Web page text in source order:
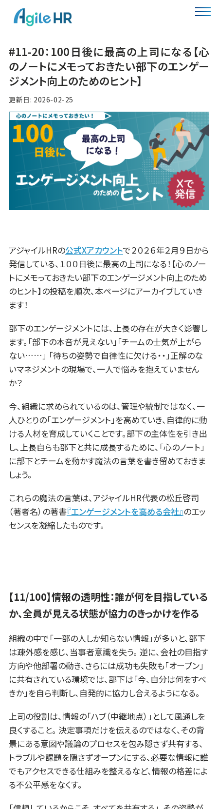
#11-20：100日後に最高の上司になる【心
のノートにメモっておきたい部下のエンゲー
ジメント向上のためのヒント】
更新日: 2026-02-25
アジャイルHRの公式Xアカウントで２０２６年２月９日から
発信している、１００日後に最高の上司になる！【心のノー
トにメモっておきたい部下のエンゲージメント向上のため
のヒント】の投稿を順次、本ページにアーカイブしていき
ます！
部下のエンゲージメントには、上長の存在が大きく影響し
ます。「部下の本音が見えない」「チームの士気が上がら
ない……」 「待ちの姿勢で自律性に欠ける・・」正解のな
いマネジメントの現場で、一人で悩みを抱えていません
か？
今、組織に求められているのは、管理や統制ではなく、一
人ひとりの「エンゲージメント」を高めていき、自律的に動
ける人材を育成していくことです。部下の主体性を引き出
し、上長自らも部下と共に成長するために、「心のノート」
に部下とチームを動かす魔法の言葉を書き留めておきま
しょう。
これらの魔法の言葉は、アジャイルHR代表の松丘啓司
（著者名）の著書『エンゲージメントを高める会社』のエッ
センスを凝縮したものです。
【11/100】情報の透明性：誰が何を目指している
か、全員が見える状態が協力のきっかけを作る
組織の中で「一部の人しか知らない情報」が多いと、部下
は疎外感を感じ、当事者意識を失う。 逆に、会社の目指す
方向や他部署の動き、さらには成功も失敗も「オープン」
に共有されている環境では、部下は「今、自分は何をすべ
きか」を自ら判断し、自発的に協力し合えるようになる。
上司の役割は、情報の「ハブ（中継地点）」として風通しを
良くすること。 決定事項だけを伝えるのではなく、その背
景にある意図や議論のプロセスを包み隠さず共有する、
トラブルや課題を隠さずオープンにする、必要な情報に誰
でもアクセスできる仕組みを整えるなど、情報の格差によ
る不公平感をなくす。